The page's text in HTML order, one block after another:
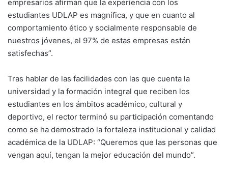
empresarios afirman que la experiencia con los
estudiantes UDLAP es magnífica, y que en cuanto al
comportamiento ético y socialmente responsable de
nuestros jóvenes, el 97% de estas empresas están
satisfechas”.
Tras hablar de las facilidades con las que cuenta la
universidad y la formación integral que reciben los
estudiantes en los ámbitos académico, cultural y
deportivo, el rector terminó su participación comentando
como se ha demostrado la fortaleza institucional y calidad
académica de la UDLAP: “Queremos que las personas que
vengan aquí, tengan la mejor educación del mundo”.